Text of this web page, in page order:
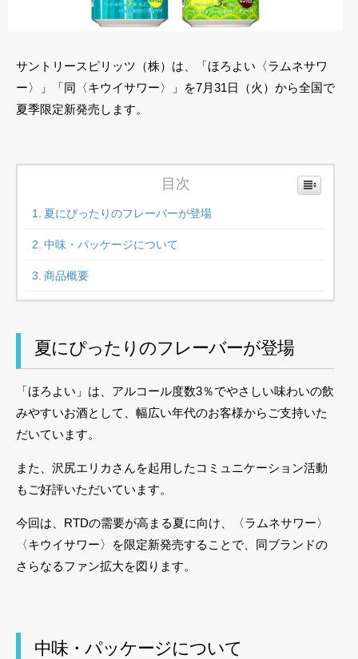
サントリースピリッツ（株）は、「ほろよい〈ラムネサワ
ー〉」「同〈キウイサワー〉」を7月31日（火）から全国で
夏季限定新発売します。
目次
夏にぴったりのフレーバーが登場
中味・パッケージについて
商品概要
夏にぴったりのフレーバーが登場
「ほろよい」は、アルコール度数3％でやさしい味わいの飲
みやすいお酒として、幅広い年代のお客様からご支持いた
だいています。
また、沢尻エリカさんを起用したコミュニケーション活動
もご好評いただいています。
今回は、RTDの需要が高まる夏に向け、〈ラムネサワー〉
〈キウイサワー〉を限定新発売することで、同ブランドの
さらなるファン拡大を図ります。
中味・パッケージについて